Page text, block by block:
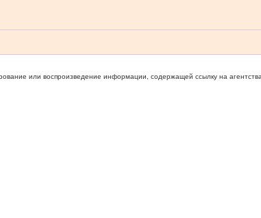
или воспроизведение информации, содержащей ссылку на